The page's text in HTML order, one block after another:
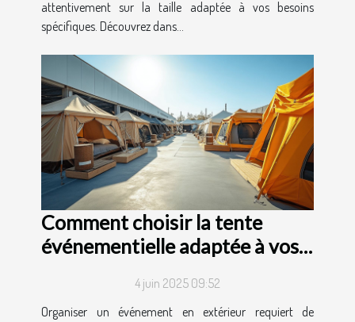
attentivement sur la taille adaptée à vos besoins
spécifiques. Découvrez dans...
Comment choisir la tente
événementielle adaptée à vos
4 juin 2025 09:52
Organiser un événement en extérieur requiert de